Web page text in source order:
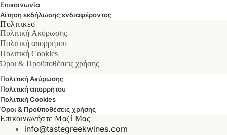
Επικοινωνία
Αίτηση εκδήλωσης ενδιαφέροντος
Πολιτικεσ
Πολιτική Ακύρωσης
Πολιτική απορρήτου
Πολιτική Cookies
Όροι & Προϋποθέσεις χρήσης
Πολιτική Ακύρωσης
Πολιτική απορρήτου
Πολιτική Cookies
Όροι & Προϋποθέσεις χρήσης
Επικοινωνήστε Μαζί Μας
info@tastegreekwines.com